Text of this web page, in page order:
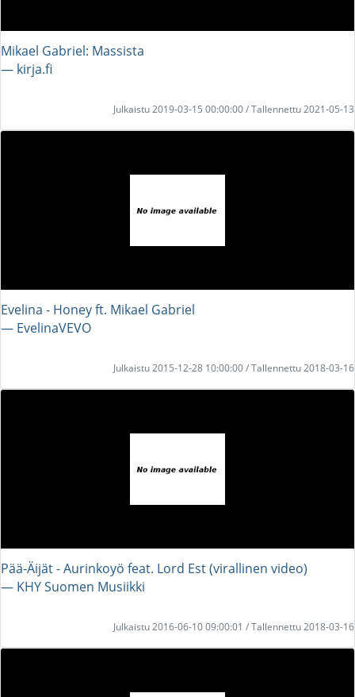
Mikael Gabriel: Massista
― kirja.fi
Julkaistu 2019-03-15 00:00:00 / Tallennettu 2021-05-13
Evelina - Honey ft. Mikael Gabriel
― EvelinaVEVO
Julkaistu 2015-12-28 10:00:00 / Tallennettu 2018-03-16
Pää-Äijät - Aurinkoyö feat. Lord Est (virallinen video)
― KHY Suomen Musiikki
Julkaistu 2016-06-10 09:00:01 / Tallennettu 2018-03-16